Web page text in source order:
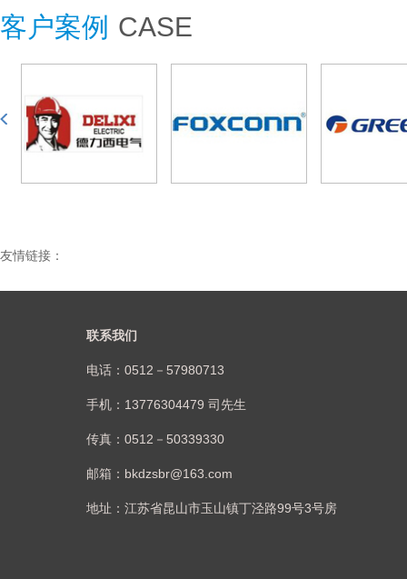
客户案例 CASE
友情链接：
联系我们
电话：0512－57980713
手机：13776304479 司先生
传真：0512－50339330
邮箱：bkdzsbr@163.com
地址：江苏省昆山市玉山镇丁泾路99号3号房